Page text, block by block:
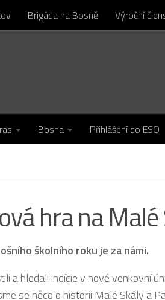
Brigáda na Bosně Výroční
Bosna Přihlášení do ESO
hra na
školního roku je za námi.
a hledali indície v nové venkovní
se něco o historii Malé Skály a